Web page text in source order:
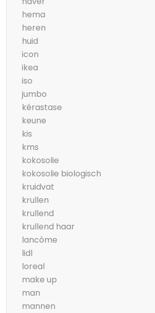
hema
heren
huid
icon
ikea
iso
jumbo
kérastase
keune
kis
kms
kokosolie
kokosolie biologisch
kruidvat
krullen
krullend
krullend haar
lancôme
lidl
loreal
make up
man
mannen